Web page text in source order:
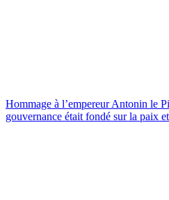
Hommage à l’empereur Antonin le
gouvernance était fondé sur la paix